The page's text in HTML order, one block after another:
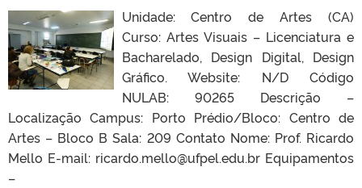
Unidade: Centro de Artes (CA)
Curso: Artes Visuais – Licenciatura e
Bacharelado, Design Digital, Design
Gráfico. Website: N/D Código
NULAB: 90265 Descrição –
Localização Campus: Porto Prédio/Bloco: Centro de
Artes – Bloco B Sala: 209 Contato Nome: Prof. Ricardo
Mello E-mail: ricardo.mello@ufpel.edu.br Equipamentos
–